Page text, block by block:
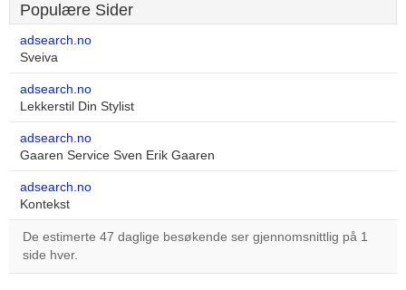
Populære Sider
adsearch.no
Sveiva
adsearch.no
Lekkerstil Din Stylist
adsearch.no
Gaaren Service Sven Erik Gaaren
adsearch.no
Kontekst
De estimerte 47 daglige besøkende ser gjennomsnittlig på 1
side hver.